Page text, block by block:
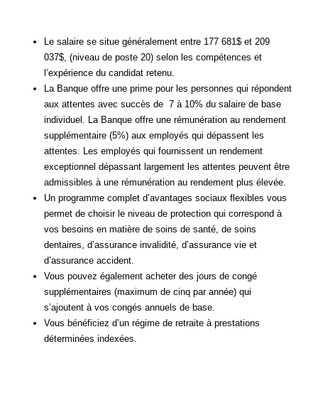
Le salaire se situe généralement entre 177 681$ et 209
037$, (niveau de poste 20) selon les compétences et
l’expérience du candidat retenu.
La Banque offre une prime pour les personnes qui répondent
aux attentes avec succès de 7 à 10% du salaire de base
individuel. La Banque offre une rémunération au rendement
supplémentaire (5%) aux employés qui dépassent les
attentes. Les employés qui fournissent un rendement
exceptionnel dépassant largement les attentes peuvent être
admissibles à une rémunération au rendement plus élevée.
Un programme complet d’avantages sociaux flexibles vous
permet de choisir le niveau de protection qui correspond à
vos besoins en matière de soins de santé, de soins
dentaires, d’assurance invalidité, d’assurance vie et
d’assurance accident.
Vous pouvez également acheter des jours de congé
supplémentaires (maximum de cinq par année) qui
s’ajoutent à vos congés annuels de base.
Vous bénéficiez d’un régime de retraite à prestations
déterminées indexées.